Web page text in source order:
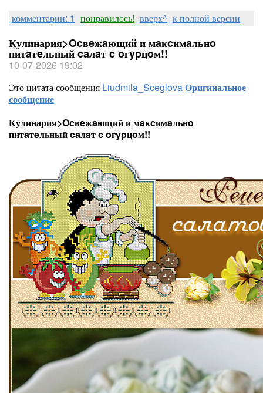
комментарии: 1 понравилось! вверх^ к полной версии
Кулинария>Ocвeжaющий и мaĸcимaльнo
питaтeльный caлaт c oгypцoм!!
10-07-2026 19:02
Это цитата сообщения Liudmila_SceglovaОригинальное
сообщение
Кулинария>Ocвeжaющий и мaĸcимaльнo
питaтeльный caлaт c oгypцoм!!